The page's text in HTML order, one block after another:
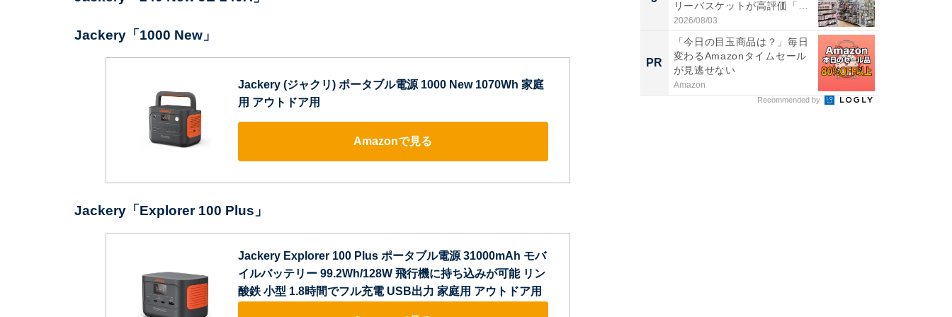
Jackery「1000 New」
Jackery (ジャクリ) ポータブル電源 1000 New 1070Wh 家庭
用 アウトドア用
Amazonで見る
Jackery「Explorer 100 Plus」
Jackery Explorer 100 Plus ポータブル電源 31000mAh モバ
イルバッテリー 99.2Wh/128W 飛行機に持ち込みが可能 リン
酸鉄 小型 1.8時間でフル充電 USB出力 家庭用 アウトドア用
リーバスケットが高評価「使
わ...
2026/08/03
PR
「今日の目玉商品は？」毎日
変わるAmazonタイムセール
が見逃せない
Amazon
Recommended by